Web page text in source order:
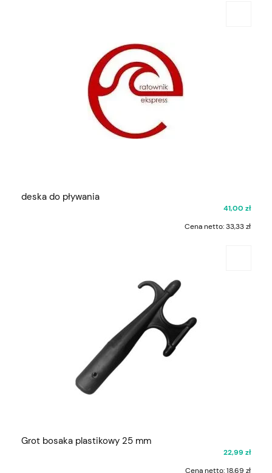
deska do pływania
41,00 zł
Cena netto:33,33 zł
Grot bosaka plastikowy 25 mm
22,99 zł
Cena netto:18,69 zł